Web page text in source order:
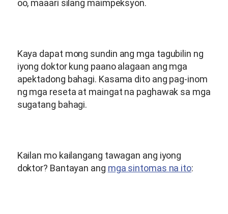
oo, maaari silang maimpeksyon.
Kaya dapat mong sundin ang mga tagubilin ng
iyong doktor kung paano alagaan ang mga
apektadong bahagi. Kasama dito ang pag-inom
ng mga reseta at maingat na paghawak sa mga
sugatang bahagi.
Kailan mo kailangang tawagan ang iyong
doktor? Bantayan ang mga sintomas na ito: